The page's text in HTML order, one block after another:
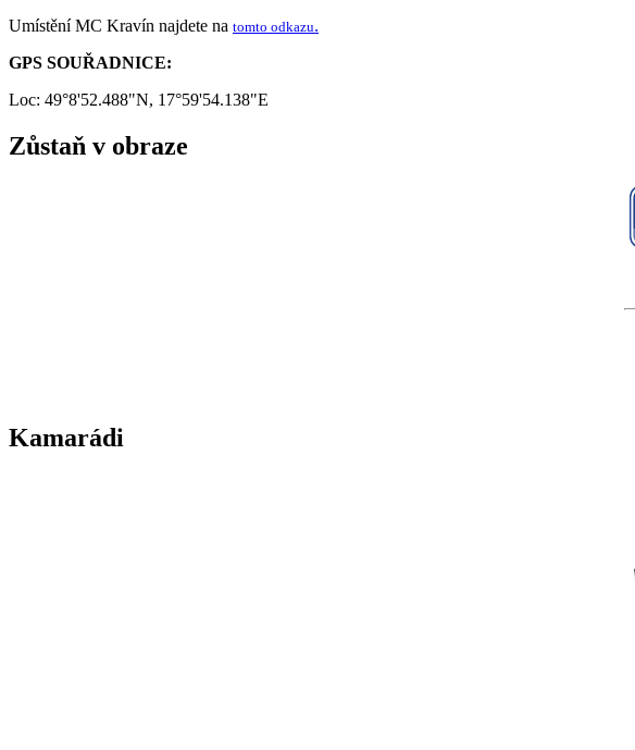
Umístění MC Kravín najdete na tomto odkazu.
GPS SOUŘADNICE:
Loc: 49°8'52.488"N, 17°59'54.138"E
Zůstaň v obraze
Kamarádi